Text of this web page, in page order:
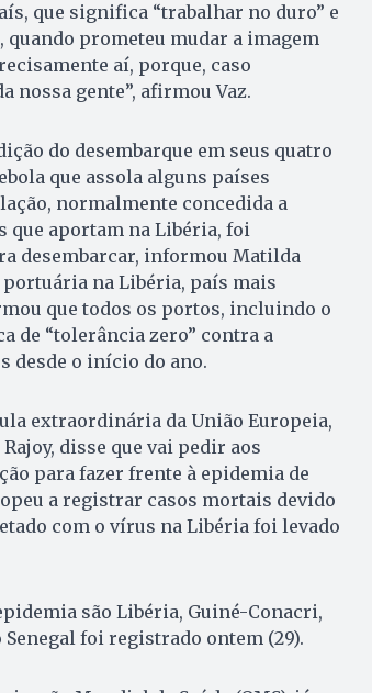
que significa “trabalhar no duro” e
prometeu mudar a imagem
aí, porque, caso
nossa gente”, afirmou Vaz.
do desembarque em seus quatro
que assola alguns países
normalmente concedida a
que aportam na Libéria, foi
desembarcar, informou Matilda
na Libéria, país mais
que todos os portos, incluindo o
de “tolerância zero” contra a
desde o início do ano.
extraordinária da União Europeia,
disse que vai pedir aos
para fazer frente à epidemia de
a registrar casos mortais devido
com o vírus na Libéria foi levado
são Libéria, Guiné-Conacri,
foi registrado ontem (29).